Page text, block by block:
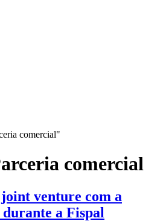
comercial"
comercial
venture com a
a Fispal